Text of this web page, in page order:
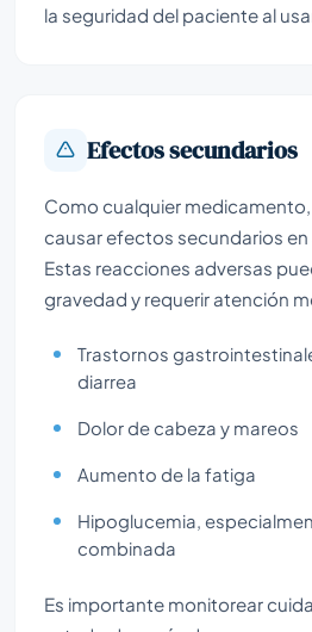
la seguridad del paciente al
Efectos secundarios
Como cualquier
causar efectos secundarios en
Estas reacciones adversas
gravedad y requerir atención
Trastornos
diarrea
Dolor de cabeza y mareos
Aumento de la fatiga
Hipoglucemia,
combinada
Es importante monitorear